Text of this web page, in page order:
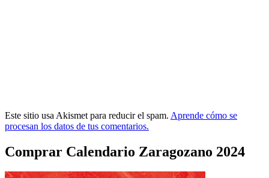
Este sitio usa Akismet para reducir el spam. Aprende cómo se
procesan los datos de tus comentarios.
Comprar Calendario Zaragozano 2024